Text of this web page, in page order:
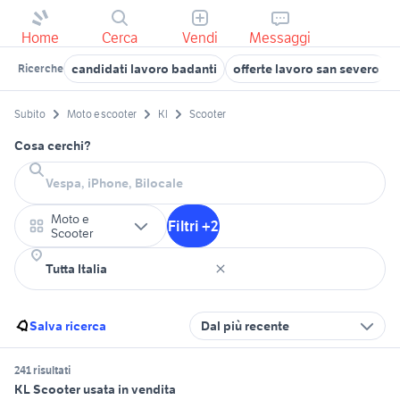
Home Cerca Vendi Messaggi
Ricerche candidati lavoro badanti offerte lavoro san severo
Subito Moto e scooter Kl Scooter
Cosa cerchi?
Moto e
Scooter
Filtri +2
Salva ricerca Dal più recente
241 risultati
KL Scooter usata in vendita